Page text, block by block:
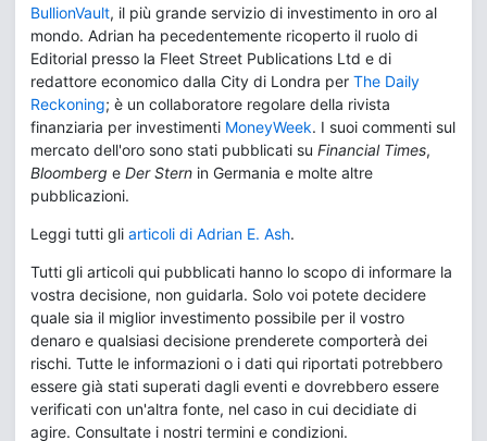
BullionVault, il più grande servizio di investimento in oro al
mondo. Adrian ha pecedentemente ricoperto il ruolo di
Editorial presso la Fleet Street Publications Ltd e di
redattore economico dalla City di Londra per The Daily
Reckoning; è un collaboratore regolare della rivista
finanziaria per investimenti MoneyWeek. I suoi commenti sul
mercato dell'oro sono stati pubblicati su Financial Times,
Bloomberg e Der Stern in Germania e molte altre
pubblicazioni.
Leggi tutti gli articoli di Adrian E. Ash.
Tutti gli articoli qui pubblicati hanno lo scopo di informare la
vostra decisione, non guidarla. Solo voi potete decidere
quale sia il miglior investimento possibile per il vostro
denaro e qualsiasi decisione prenderete comporterà dei
rischi. Tutte le informazioni o i dati qui riportati potrebbero
essere già stati superati dagli eventi e dovrebbero essere
verificati con un'altra fonte, nel caso in cui decidiate di
agire. Consultate i nostri termini e condizioni.